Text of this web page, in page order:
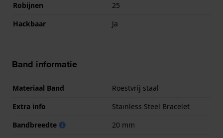
Robijnen
25
Hackbaar
Ja
Band informatie
Materiaal Band
Roestvrij staal
Extra info
Stainless Steel Bracelet
Bandbreedte
20 mm